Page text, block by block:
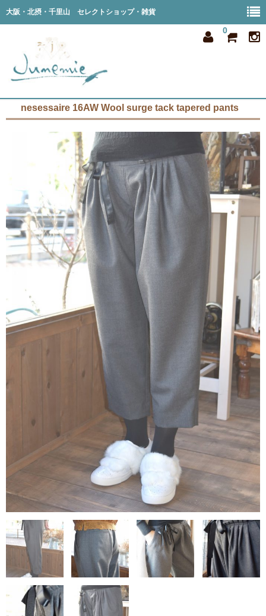
大阪・北摂・千里山 セレクトショップ・雑貨
0
order
privacy
shop info
blog
contact
nesessaire 16AW Wool surge tack tapered pants